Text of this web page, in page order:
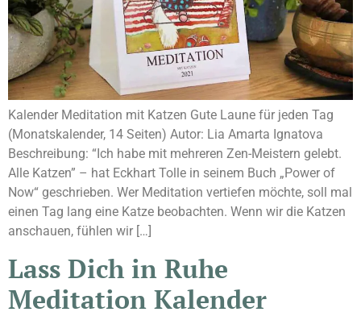
Kalender Meditation mit Katzen Gute Laune für jeden Tag
(Monatskalender, 14 Seiten) Autor: Lia Amarta Ignatova
Beschreibung: “Ich habe mit mehreren Zen-Meistern gelebt.
Alle Katzen” – hat Eckhart Tolle in seinem Buch „Power of
Now“ geschrieben. Wer Meditation vertiefen möchte, soll mal
einen Tag lang eine Katze beobachten. Wenn wir die Katzen
anschauen, fühlen wir […]
Lass Dich in Ruhe
Meditation Kalender